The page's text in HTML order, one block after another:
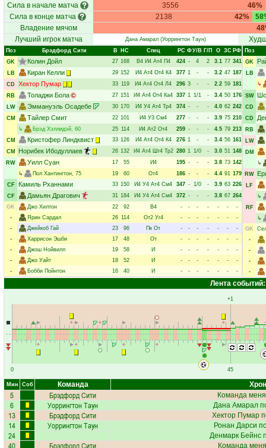
Сила в начале матча 3556
46%
Сила в конце матча
2138 42%
Владение мячом
Лучший игрок матча
Дана Амарал (Уоррингтон Таун)
Поз Брэдфорд Сити В НC Спец РC ФУ/В Г/П О ЗС РФ
GK
Колин Дойл 27 168 В4 И4 Ат4 П4 424 - 4 2 3.1 77 341
LB
Киран Келли 29 152 И4 Ат4 От4 К4 377 1 - - 3.2 47 187
CD Хектор Пумар 33 119 И4 Ат4 От4 Л4 296 3 - - 2.2 59 181
RB
Толаджи Бола 27 151 И4 Ат4 От4 Ка4 337 1 1/1 - 3.4 50 176
LW
Эммануэль Осадебе 30 170 И4 У4 Ат4 Тр4 374 - - - 4.0 62 242
CM
Тайлер Смит 22 101 И4 У3 См4 277 - - - 3.9 75 210
↳
Брэд Хэллидэй, 60 25 114 И4 Ат2 От4 259 - - - 4.5 79 213
CM
Кристофер Линдквист 33 126 И4 Ат4 От4 К4 276 1 - - 3.4 56 161
CM
Норибек Ибодуллаев 26 132 И4 Ат4 Шт4 Тр2 280 1 1/0 - 3.0 51 148
RW
Уилл Суан 17 55 И4 195 - - - 3.8 73 142
↳
Пол Хантингтон, 75 19 60 От4 186 - - - 4.4 91 179
CF
Камиль Рханнами 33 150 И4 У4 Ат4 См4 347 - 1/0 - 3.9 63 226
CF
Дамьян Драгович 31 184 И4 У4 Ат4 См4 372 - - - 3.8 67 264
GK
Джо Хилтон 22 92 В4 - - - - - -
-
-
Ярин Сардал 26 114 От2 Уг4 - - - - - -
-
-
Джейкоб Гай 23 96 Пк От - - - - - -
-
-
Харрисон Эшби 17 48 От - - - - - -
-
-
Джош Нойвилл 19 58 И - - - - - -
-
-
Джо Уайт 18 52 И - - - - - -
-
-
Бобби Пойнтон 16 40 И - - - - - - -
Поз
GK
LB
↳
SW
CD
CD
RB
LW
DM
↳
RW
LF
↳
RF
↳
GK
-
-
-
-
Лента событий:
0
+1
45
Мин Соб Команда
5 Брэдфорд Сити Команда
6 Уоррингтон Таун Дана Амарал
13 Брэдфорд Сити Хектор Пумар
14 Уоррингтон Таун Ронан Дарси
24 Денмарк Бейнс
40 Брэдфорд Сити Команда